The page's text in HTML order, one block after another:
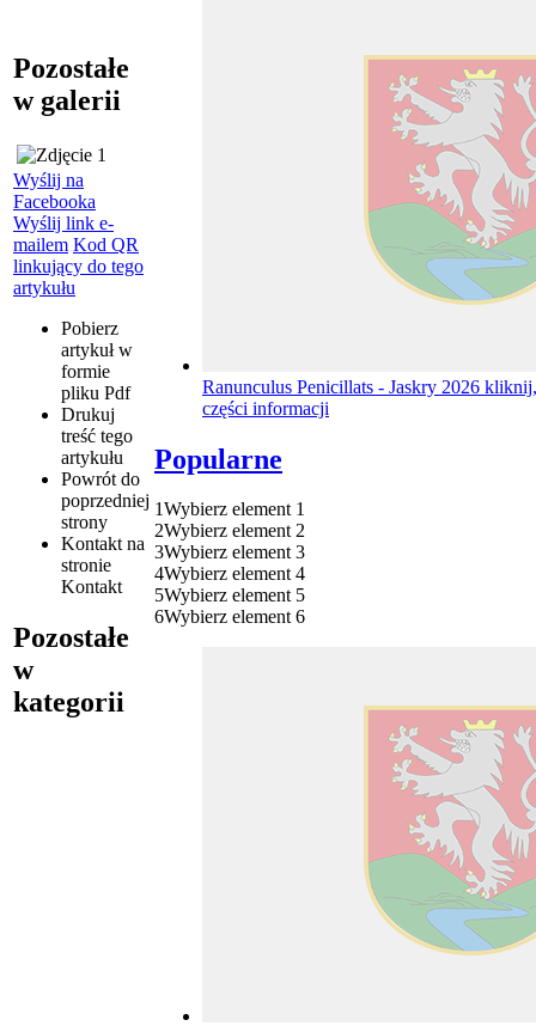
Pozostałe
w galerii
Wyślij na
Facebooka
Wyślij link e-
mailem Kod QR
linkujący do tego
artykułu
Pobierz
artykuł w
formie
pliku Pdf
Drukuj
treść tego
artykułu
Powrót do
poprzedniej
strony
Kontakt na
stronie
Kontakt
Pozostałe
w
kategorii
Ranunculus Penicillats - Jaskry 2026 kliknij,
części informacji
Popularne
1Wybierz element 1
2Wybierz element 2
3Wybierz element 3
4Wybierz element 4
5Wybierz element 5
6Wybierz element 6